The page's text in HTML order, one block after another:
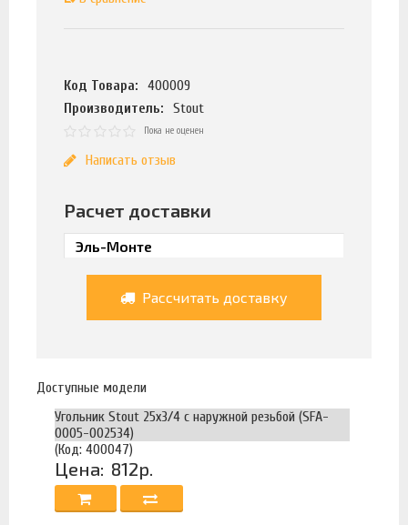
Код Товара:
400009
Производитель:
Stout
Пока не оценен
Написать отзыв
Расчет доставки
Рассчитать доставку
Доступные модели
Угольник Stout 25х3/4 с наружной резьбой (SFA-
0005-002534)
(Код: 400047)
Цена: 812р.